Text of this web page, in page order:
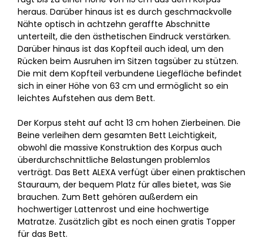
heraus. Darüber hinaus ist es durch geschmackvolle
Nähte optisch in achtzehn geraffte Abschnitte
unterteilt, die den ästhetischen Eindruck verstärken.
Darüber hinaus ist das Kopfteil auch ideal, um den
Rücken beim Ausruhen im Sitzen tagsüber zu stützen.
Die mit dem Kopfteil verbundene Liegefläche befindet
sich in einer Höhe von 63 cm und ermöglicht so ein
leichtes Aufstehen aus dem Bett.
Der Korpus steht auf acht 13 cm hohen Zierbeinen. Die
Beine verleihen dem gesamten Bett Leichtigkeit,
obwohl die massive Konstruktion des Korpus auch
überdurchschnittliche Belastungen problemlos
verträgt. Das Bett ALEXA verfügt über einen praktischen
Stauraum, der bequem Platz für alles bietet, was Sie
brauchen. Zum Bett gehören außerdem ein
hochwertiger Lattenrost und eine hochwertige
Matratze. Zusätzlich gibt es noch einen gratis Topper
für das Bett.